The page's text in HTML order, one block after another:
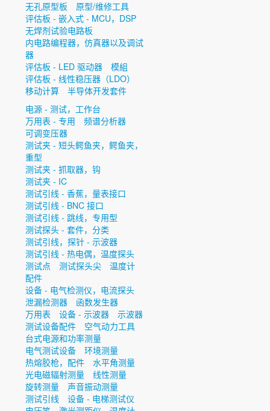
无孔原型板
原型/维修工具
评估板 - 嵌入式 - MCU，DSP
无焊剂试验电路板
内电路编程器，仿真器以及调试
器
评估板 - LED 驱动器
模組
评估板 - 线性稳压器（LDO）
移动计算
半导体开发套件
电源 - 测试，工作台
万用表 - 专用
频谱分析器
可调变压器
测试夹 - 短头鳄鱼夹，鳄鱼夹，
重型
测试夹 - 抓取器，钩
测试夹 - IC
测试引线 - 香蕉，量表接口
测试引线 - BNC 接口
测试引线 - 跳线，专用型
测试探头 - 套件，分类
测试引线，探针 - 示波器
测试引线 - 热电偶，温度探头
测试点
测试探头尖
温度计
配件
设备 - 电气检测仪，电流探头
泄漏检测器
函数发生器
万用表
设备 - 示波器
示波器
测试设备配件
空气动力工具
台式电源和功率测量
电气测试设备
环境测量
热熔胶枪，配件
水平角测量
光电磁辐射测量
线性测量
旋转测量
声音振动测量
测试引线
设备 - 电梯测试仪